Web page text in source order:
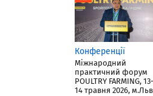
Конференції
Міжнародний
практичний форум
POULTRY FARMING,
14 травня 2026,